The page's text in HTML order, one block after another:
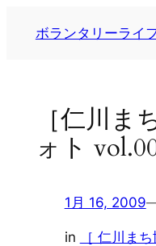
ボランタリーライ
［仁川ま
ォト
1月 16, 2009
in
［ 仁川ま